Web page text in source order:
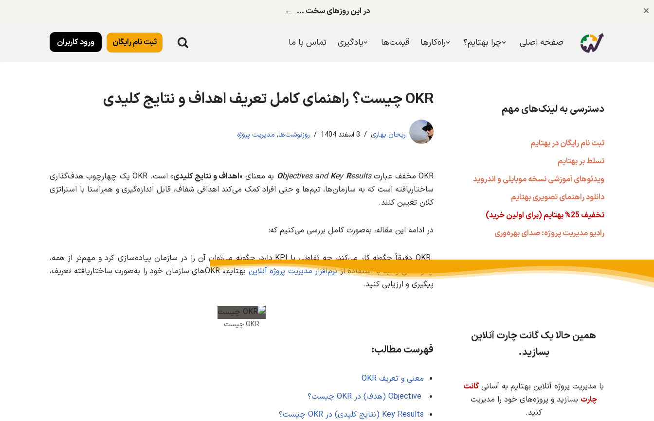
در این روزهای سخت … ← ✕
صفحه اصلی چرا بهتایم؟ راه‌کارها قیمت‌ها یادگیری تماس با ما ثبت نام رایگان ورود کاربران
دسترسی به لینک‌های مهم
ثبت نام رایگان در بهتایم
تسلط بر بهتایم
ویدئوهای آموزشی نسخه موبایلی و اندروید
دانلود راهنمای تصویری بهتایم
تخفیف 25% بهتایم (برای اولین خرید)
رادیو مدیریت پروژه: صدای بهره‌وری
همین حالا یک گانت چارت آنلاین
بسازید.
با مدیریت پروژه آنلاین بهتایم به آسانی گانت
چارت بسازید و پروژه‌های خود را مدیریت
کنید.
OKR چیست؟ راهنمای کامل تعریف اهداف و نتایج کلیدی
ریحان بهاری 3 اسفند 1404 روزنوشت‌ها, مدیریت پروژه
OKR مخفف عبارت Objectives andKey Results به معنای «اهداف و نتایج کلیدی
» است. OKR یک چهارچوب هدف‌گذاری
ساختاریافته است که به سازمان‌ها، تیم‌ها و حتی افراد کمک می‌کند اهدافی شفاف، قابل اندازه‌گیری و هم‌راستا با استراتژی
کلان تعیین کنند.
در ادامه این مقاله، به‌صورت کامل بررسی می‌کنیم که:
OKR دقیقاً چگونه کار می‌کند، چه تفاوتی با KPI دارد، چگونه می‌توان آن را در سازمان پیاده‌سازی کرد و مهم‌تر از همه،
چگونه می‌توانید با استفاده ازنرم‌افزار مدیریت پروژه آنلاینبهتایم،
OKRهای سازمان خود را به‌صورت ساختاریافته تعریف،
پیگیری و ارزیابی کنید.
OKR چیست
فهرست مطالب:
معنی و تعریف OKR
Key Results (نتایج کلیدی) در OKR چیست؟